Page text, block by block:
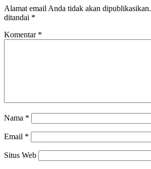
Alamat email Anda tidak akan dipublikasikan.
ditandai *
Komentar *
Nama *
Email *
Situs Web